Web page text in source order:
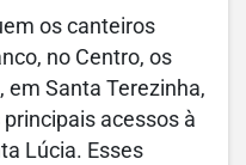
os canteiros
no Centro, os
em Santa Terezinha,
acessos à
Lúcia. Esses